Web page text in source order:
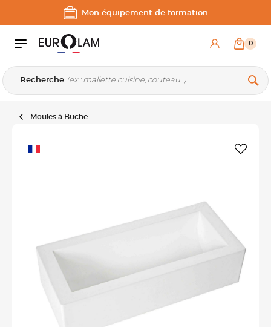
Aller au contenu
Aller à la navigation principale
Mon équipement de formation
Recherche
0
Moules à Buche